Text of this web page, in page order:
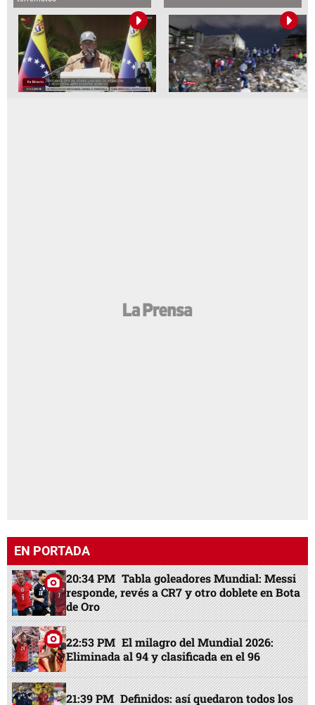
EN PORTADA
20:34 PM Tabla goleadores Mundial: Messi
responde, revés a CR7 y otro doblete en Bota
de Oro
22:53 PM El milagro del Mundial 2026:
Eliminada al 94 y clasificada en el 96
21:39 PM Definidos: así quedaron todos los